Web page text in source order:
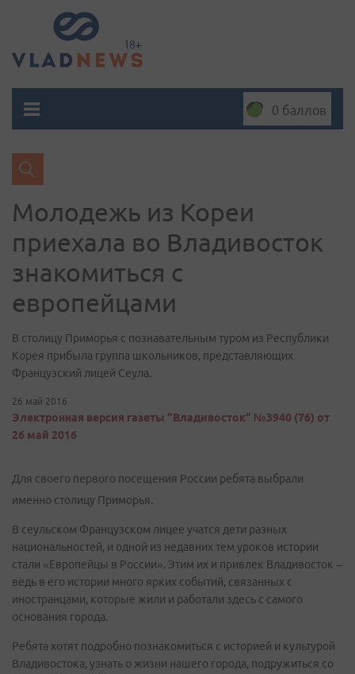
0 баллов
Молодежь из Кореи
приехала во Владивосток
знакомиться с
европейцами
В столицу Приморья с познавательным туром из Республики
Корея прибыла группа школьников, представляющих
Французский лицей Сеула.
26 май 2016
Электронная версия газеты "Владивосток" №3940 (76) от
26 май 2016
Для своего первого посещения России ребята выбрали
именно столицу Приморья.
В сеульском Французском лицее учатся дети разных
национальностей, и одной из недавних тем уроков истории
стали «Европейцы в России». Этим их и привлек Владивосток –
ведь в его истории много ярких событий, связанных с
иностранцами, которые жили и работали здесь с самого
основания города.
Ребята хотят подробно познакомиться с историей и культурой
Владивостока, узнать о жизни нашего города, подружиться со